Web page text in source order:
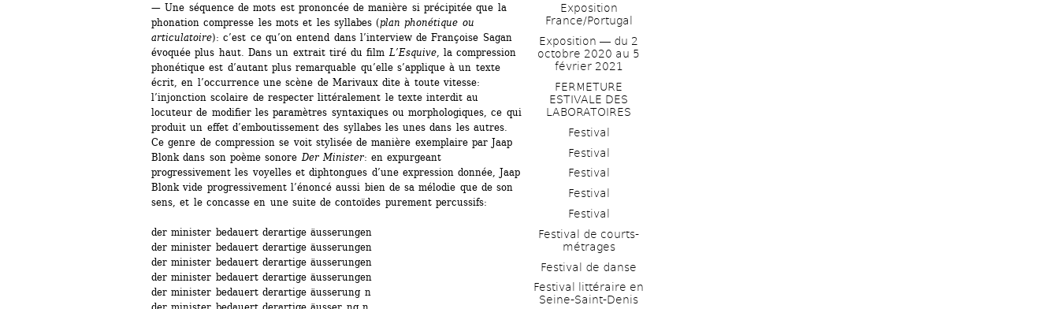
— Une séquence de mots est prononcée de manière si précipitée que la
phonation compresse les mots et les syllabes (plan phonétique ou
articulatoire): c’est ce qu’on entend dans l’interview de Françoise Sagan
évoquée plus haut. Dans un extrait tiré du film L’Esquive, la compression
phonétique est d’autant plus remarquable qu’elle s’applique à un texte
écrit, en l’occurrence une scène de Marivaux dite à toute vitesse:
l’injonction scolaire de respecter littéralement le texte interdit au
locuteur de modifier les paramètres syntaxiques ou morphologiques, ce qui
produit un effet d’emboutissement des syllabes les unes dans les autres.
Ce genre de compression se voit stylisée de manière exemplaire par Jaap
Blonk dans son poème sonore Der Minister: en expurgeant
progressivement les voyelles et diphtongues d’une expression donnée, Jaap
Blonk vide progressivement l’énoncé aussi bien de sa mélodie que de son
sens, et le concasse en une suite de contoïdes purement percussifs:
der minister bedauert derartige äusserungen
der minister bedauert derartige äusserungen
der minister bedauert derartige äusserungen
der minister bedauert derartige äusserungen
der minister bedauert derartige äusserung n
Exposition
France/Portugal
Exposition ― du 2
octobre 2020 au 5
février 2021
FERMETURE
ESTIVALE DES
LABORATOIRES
Festival
Festival
Festival
Festival
Festival
Festival de courts-
métrages
Festival de danse
Festival littéraire en
Seine-Saint-Denis